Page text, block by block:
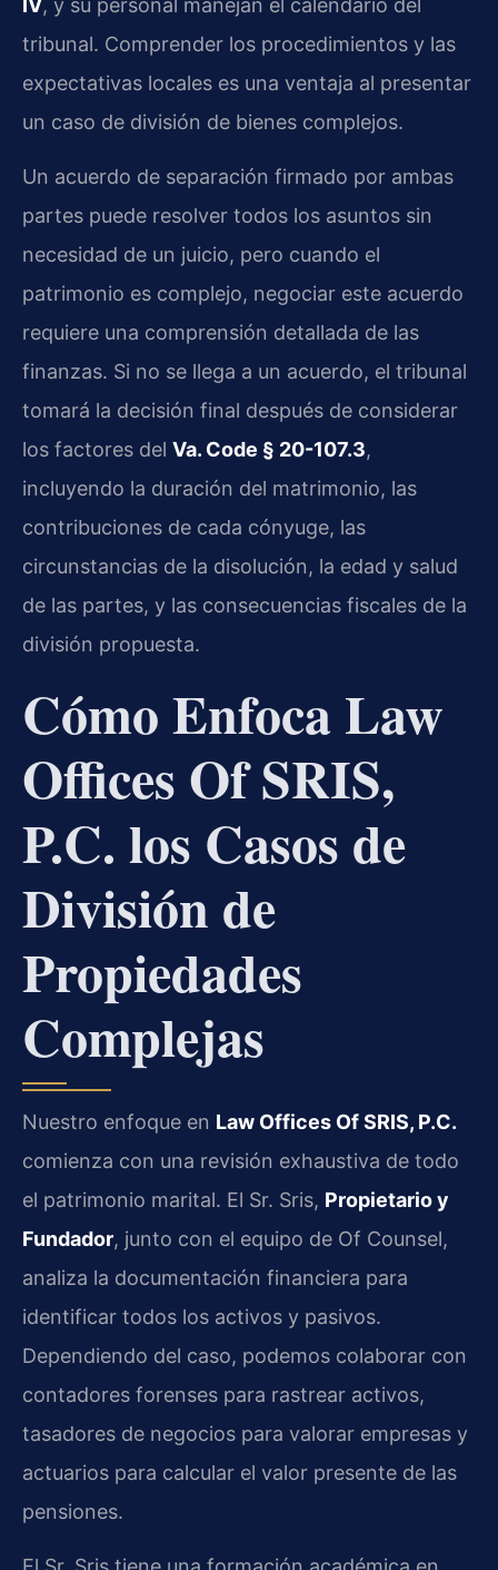
IV, y su personal manejan el calendario del
tribunal. Comprender los procedimientos y las
expectativas locales es una ventaja al presentar
un caso de división de bienes complejos.
Un acuerdo de separación firmado por ambas
partes puede resolver todos los asuntos sin
necesidad de un juicio, pero cuando el
patrimonio es complejo, negociar este acuerdo
requiere una comprensión detallada de las
finanzas. Si no se llega a un acuerdo, el tribunal
tomará la decisión final después de considerar
los factores del Va. Code § 20-107.3,
incluyendo la duración del matrimonio, las
contribuciones de cada cónyuge, las
circunstancias de la disolución, la edad y salud
de las partes, y las consecuencias fiscales de la
división propuesta.
Cómo Enfoca Law
Offices Of SRIS,
P.C. los Casos de
División de
Propiedades
Complejas
Nuestro enfoque en Law Offices Of SRIS, P.C.
comienza con una revisión exhaustiva de todo
el patrimonio marital. El Sr. Sris, Propietario y
Fundador, junto con el equipo de Of Counsel,
analiza la documentación financiera para
identificar todos los activos y pasivos.
Dependiendo del caso, podemos colaborar con
contadores forenses para rastrear activos,
tasadores de negocios para valorar empresas y
actuarios para calcular el valor presente de las
pensiones.